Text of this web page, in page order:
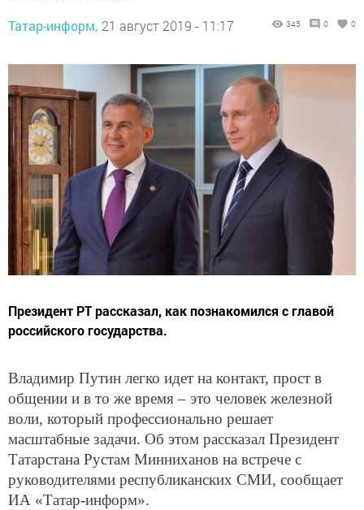
Татар-информ, 21 август 2019 - 11:17 345 0 0
Президент РТ рассказал, как познакомился с главой
российского государства.
Владимир Путин легко идет на контакт, прост в
общении и в то же время – это человек железной
воли, который профессионально решает
масштабные задачи. Об этом рассказал Президент
Татарстана Рустам Минниханов на встрече с
руководителями республиканских СМИ, сообщает
ИА «Татар-информ».